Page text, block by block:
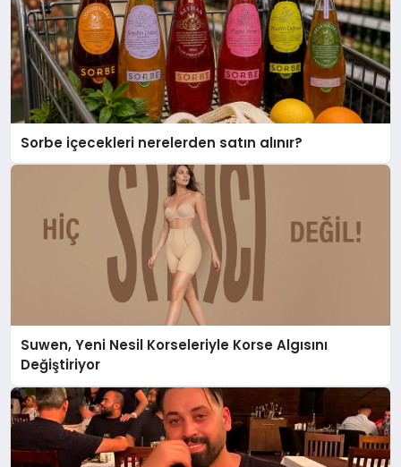
Sorbe içecekleri nerelerden satın alınır?
Suwen, Yeni Nesil Korseleriyle Korse Algısını
Değiştiriyor